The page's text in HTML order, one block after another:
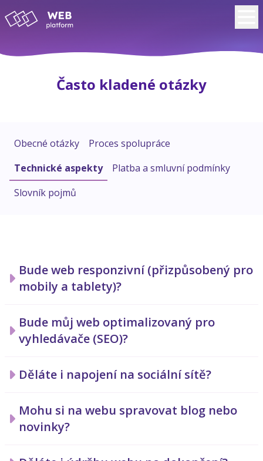
Často kladené otázky
Obecné otázky
Proces spolupráce
Technické aspekty
Platba a smluvní podmínky
Slovník pojmů
Bude web responzivní (přizpůsobený pro
mobily a tablety)?
Bude můj web optimalizovaný pro
vyhledávače (SEO)?
Děláte i napojení na sociální sítě?
Mohu si na webu spravovat blog nebo
novinky?